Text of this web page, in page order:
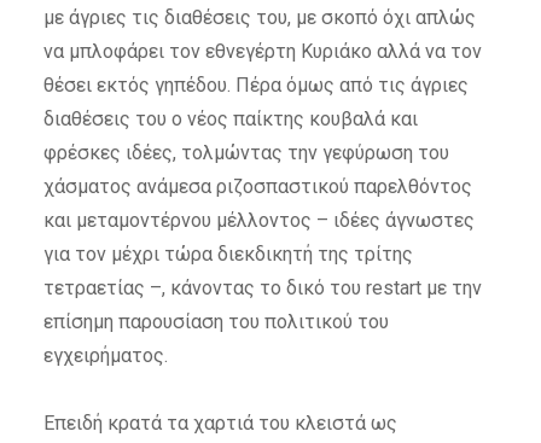
με άγριες τις διαθέσεις του, με σκοπό όχι απλώς
να μπλοφάρει τον εθνεγέρτη Κυριάκο αλλά να τον
θέσει εκτός γηπέδου. Πέρα όμως από τις άγριες
διαθέσεις του ο νέος παίκτης κουβαλά και
φρέσκες ιδέες, τολμώντας την γεφύρωση του
χάσματος ανάμεσα ριζοσπαστικού παρελθόντος
και μεταμοντέρνου μέλλοντος – ιδέες άγνωστες
για τον μέχρι τώρα διεκδικητή της τρίτης
τετραετίας –, κάνοντας το δικό του restart με την
επίσημη παρουσίαση του πολιτικού του
εγχειρήματος.
Επειδή κρατά τα χαρτιά του κλειστά ως